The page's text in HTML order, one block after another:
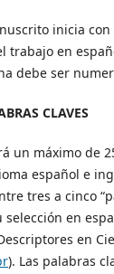
inicia
trabajo en
debe ser
CLAVES
un máximo de
español e
tres a cinco
selección en
en
). Las palabras